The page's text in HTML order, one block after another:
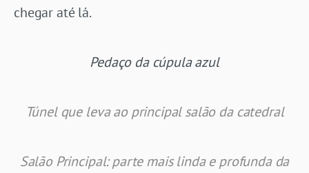
chegar até lá.
Pedaço da cúpula azul
Túnel que leva ao principal salão da catedral
Salão Principal: parte mais linda e profunda da